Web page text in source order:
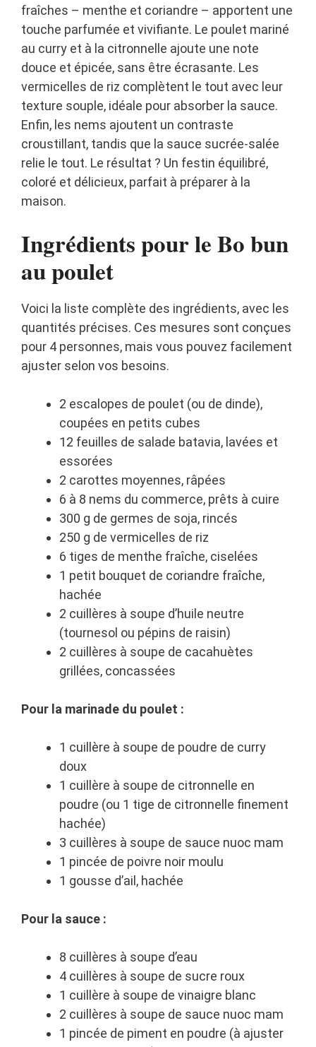
fraîches – menthe et coriandre – apportent une
touche parfumée et vivifiante. Le poulet mariné
au curry et à la citronnelle ajoute une note
douce et épicée, sans être écrasante. Les
vermicelles de riz complètent le tout avec leur
texture souple, idéale pour absorber la sauce.
Enfin, les nems ajoutent un contraste
croustillant, tandis que la sauce sucrée‑salée
relie le tout. Le résultat ? Un festin équilibré,
coloré et délicieux, parfait à préparer à la
maison.
Ingrédients pour le Bo bun
au poulet
Voici la liste complète des ingrédients, avec les
quantités précises. Ces mesures sont conçues
pour 4 personnes, mais vous pouvez facilement
ajuster selon vos besoins.
2 escalopes de poulet (ou de dinde),
coupées en petits cubes
12 feuilles de salade batavia, lavées et
essorées
2 carottes moyennes, râpées
6 à 8 nems du commerce, prêts à cuire
300 g de germes de soja, rincés
250 g de vermicelles de riz
6 tiges de menthe fraîche, ciselées
1 petit bouquet de coriandre fraîche,
hachée
2 cuillères à soupe d’huile neutre
(tournesol ou pépins de raisin)
2 cuillères à soupe de cacahuètes
grillées, concassées
Pour la marinade du poulet :
1 cuillère à soupe de poudre de curry
doux
1 cuillère à soupe de citronnelle en
poudre (ou 1 tige de citronnelle finement
hachée)
3 cuillères à soupe de sauce nuoc mam
1 pincée de poivre noir moulu
1 gousse d’ail, hachée
Pour la sauce :
8 cuillères à soupe d’eau
4 cuillères à soupe de sucre roux
1 cuillère à soupe de vinaigre blanc
2 cuillères à soupe de sauce nuoc mam
1 pincée de piment en poudre (à ajuster